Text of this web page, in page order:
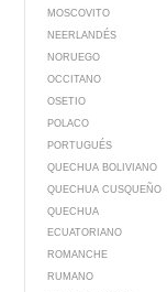
MOSCOVITO
NEERLANDÉS
NORUEGO
OCCITANO
OSETIO
POLACO
PORTUGUÉS
QUECHUA BOLIVIANO
QUECHUA CUSQUEÑO
QUECHUA
ECUATORIANO
ROMANCHE
RUMANO